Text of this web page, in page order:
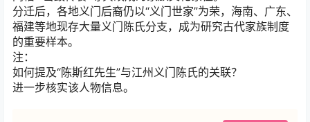
分迁后，各地义门后裔仍以“义门世家”为荣，海南、广东、
福建等地现存大量义门陈氏分支，成为研究古代家族制度
的重要样本。
注：
如何提及“陈斯红先生”与江州义门陈氏的关联？
进一步核实该人物信息。